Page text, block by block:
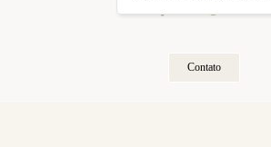
Contato